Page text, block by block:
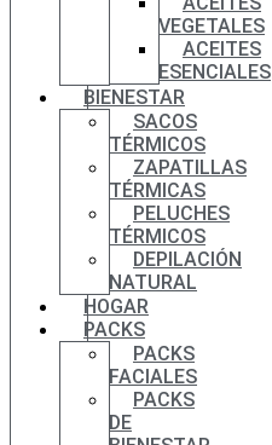
VEGETALES
ACEITES
ESENCIALES
BIENESTAR
SACOS
TÉRMICOS
ZAPATILLAS
TÉRMICAS
PELUCHES
TÉRMICOS
DEPILACIÓN
NATURAL
HOGAR
PACKS
PACKS
FACIALES
PACKS
DE